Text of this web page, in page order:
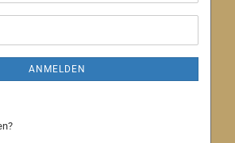
ANMELDEN